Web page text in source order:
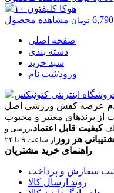
تومان مشاهده محصول
صفحه اصلی
دسته بندی
سبد خرید
ورود/ثبت نام
عرضه کفش ورزشی اصل
از برندهای معتبر و محبوب
کیفیت قابل اعتمادبررسی و
هر روز از ساعت ۹ تا ۲۴
راهنمای خرید مشتریان
سفارش و پرداخت
روند ارسال کالا